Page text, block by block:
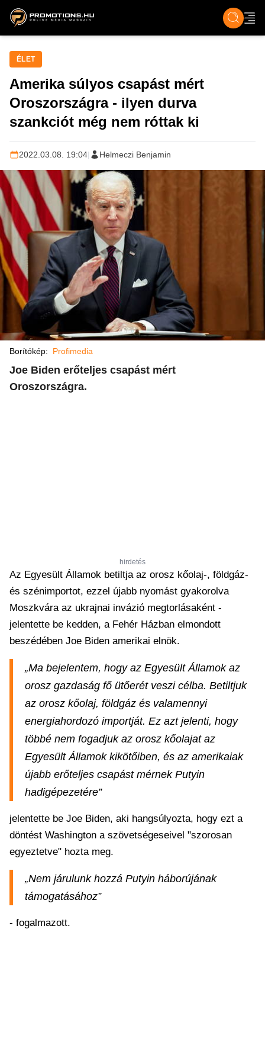
ZENE, FILM & KULT ÉLET TECH &
ÉLET
Amerika súlyos csapást mért
Oroszországra - ilyen durva
szankciót még nem róttak ki
2022.03.08. 19:04| Helmeczi Benjamin
Borítókép: Profimedia
Joe Biden erőteljes csapást mért
Oroszországra.
hirdetés
Az Egyesült Államok betiltja az orosz kőolaj-, földgáz-
és szénimportot, ezzel újabb nyomást gyakorolva
Moszkvára az ukrajnai invázió megtorlásaként -
jelentette be kedden, a Fehér Házban elmondott
beszédében Joe Biden amerikai elnök.
„Ma bejelentem, hogy az Egyesült Államok az
orosz gazdaság fő ütőerét veszi célba. Betiltjuk
az orosz kőolaj, földgáz és valamennyi
energiahordozó importját. Ez azt jelenti, hogy
többé nem fogadjuk az orosz kőolajat az
Egyesült Államok kikötőiben, és az amerikaiak
újabb erőteljes csapást mérnek Putyin
hadigépezetére”
jelentette be Joe Biden, aki hangsúlyozta, hogy ezt a
döntést Washington a szövetségeseivel "szorosan
egyeztetve" hozta meg.
„Nem járulunk hozzá Putyin háborújának
támogatásához”
- fogalmazott.